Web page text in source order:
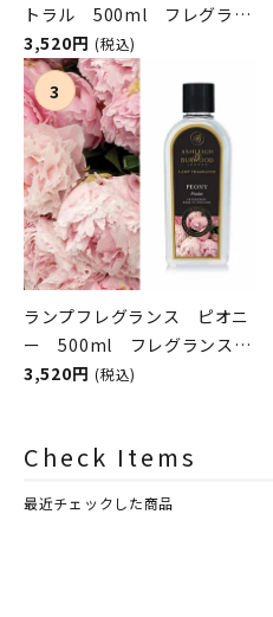
トラル 500ml フレグラン
スランプ用オイル
ASHLEIGH&BURWOOD（ア
シュレイアンドバーウッド）
3,520円 (税込)
ランプフレグランス ピオニ
ー 500ml フレグランスラ
ンプ用オイル
3,520円 (税込)
Check Items
最近チェックした商品